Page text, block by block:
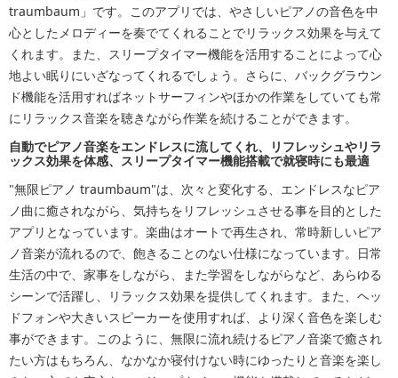
traumbaum」です。このアプリでは、やさしいピアノの音色を中
心としたメロディーを奏でてくれることでリラックス効果を与えて
くれます。また、スリープタイマー機能を活用することによって心
地よい眠りにいざなってくれるでしょう。さらに、バックグラウン
ド機能を活用すればネットサーフィンやほかの作業をしていても常
にリラックス音楽を聴きながら作業を続けることができます。
自動でピアノ音楽をエンドレスに流してくれ、リフレッシュやリラ
ックス効果を体感、スリープタイマー機能搭載で就寝時にも最適
"無限ピアノ traumbaum"は、次々と変化する、エンドレスなピア
ノ曲に癒されながら、気持ちをリフレッシュさせる事を目的とした
アプリとなっています。楽曲はオートで再生され、常時新しいピア
ノ音楽が流れるので、飽きることのない仕様になっています。日常
生活の中で、家事をしながら、また学習をしながらなど、あらゆる
シーンで活躍し、リラックス効果を提供してくれます。また、ヘッ
ドフォンや大きいスピーカーを使用すれば、より深く音色を楽しむ
事ができます。このように、無限に流れ続けるピアノ音楽で癒され
たい方はもちろん、なかなか寝付けない時にゆったりと音楽を楽し